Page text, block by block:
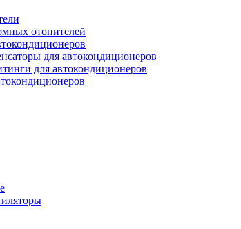
отопителей
для автокондиционеров
для автокондиционеров